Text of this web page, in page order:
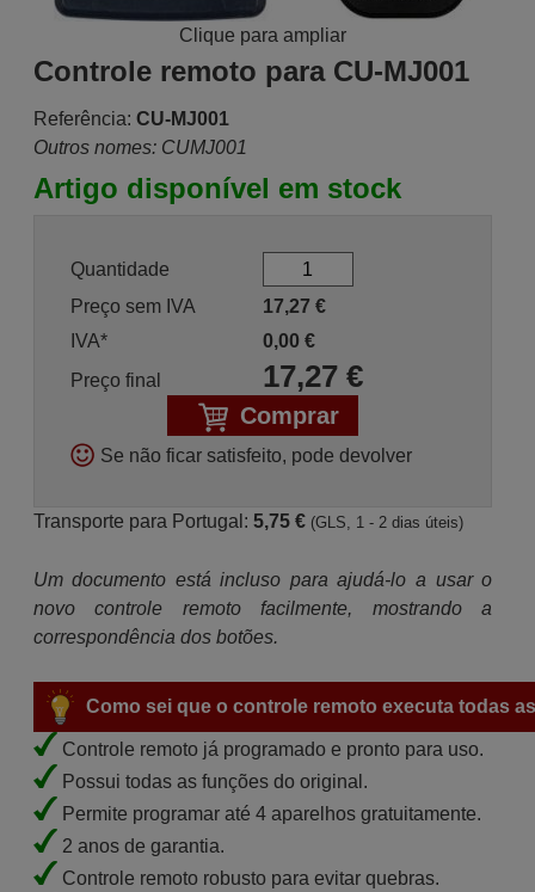
Clique para ampliar
Controle remoto para CU-MJ001
Referência: CU-MJ001
Outros nomes: CUMJ001
Artigo disponível em stock
Quantidade
Preço sem IVA
17,27 €
IVA*
0,00 €
Preço final
17,27€
Comprar
Se não ficar satisfeito, pode devolver
Transporte para Portugal: 5,75 € (GLS, 1 - 2 dias úteis)
Um documento está incluso para ajudá-lo a usar o
novo controle remoto facilmente, mostrando a
correspondência dos botões.
Como sei que o controle remoto executa todas
Controle remoto já programado e pronto para uso.
Possui todas as funções do original.
Permite programar até 4 aparelhos gratuitamente.
2 anos de garantia.
Controle remoto robusto para evitar quebras.